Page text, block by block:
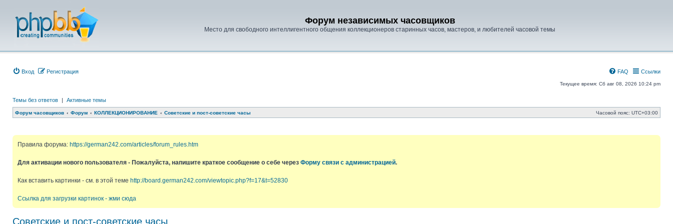
Форум независимых часовщиков
Место для свободного интеллигентного общения коллекционеров старинных часов, мастеров, и любителей часовой темы
Вход Регистрация Ссылки
FAQ
Текущее время: Сб авг 08, 2026 10:24 pm
Темы без ответов | Активные темы
Форум часовщиков Форум КОЛЛЕКЦИОНИРОВАНИЕ Советские и пост-советские часы Часовой пояс: UTC+03:00
Правила форума: https://german242.com/articles/forum_rules.htm
Для активации нового пользователя - Пожалуйста, напишите краткое сообщение о себе через Форму связи с администрацией.
Как вставить картинки - см. в этой теме http://board.german242.com/viewtopic.php?f=17&t=52830
Ссылка для загрузки картинок - жми сюда
Советские и пост-советские часы